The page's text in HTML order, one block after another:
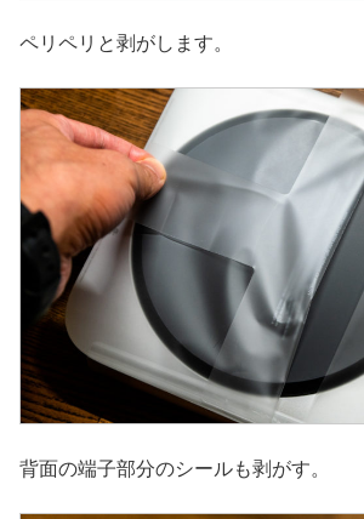
ペリペリと剥がします。
背面の端子部分のシールも剥がす。